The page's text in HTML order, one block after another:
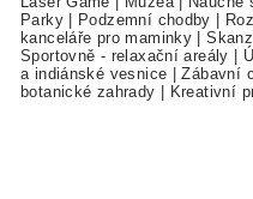
Parky| Podzemní chodby
kanceláře pro maminky |
Sportovně - relaxační areály
a indiánské vesnice |Zábavní
botanické zahrady
Kreativní